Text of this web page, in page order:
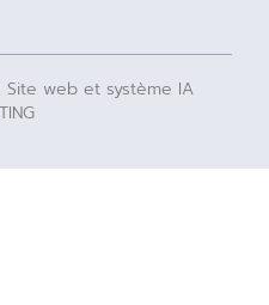
web et système IA